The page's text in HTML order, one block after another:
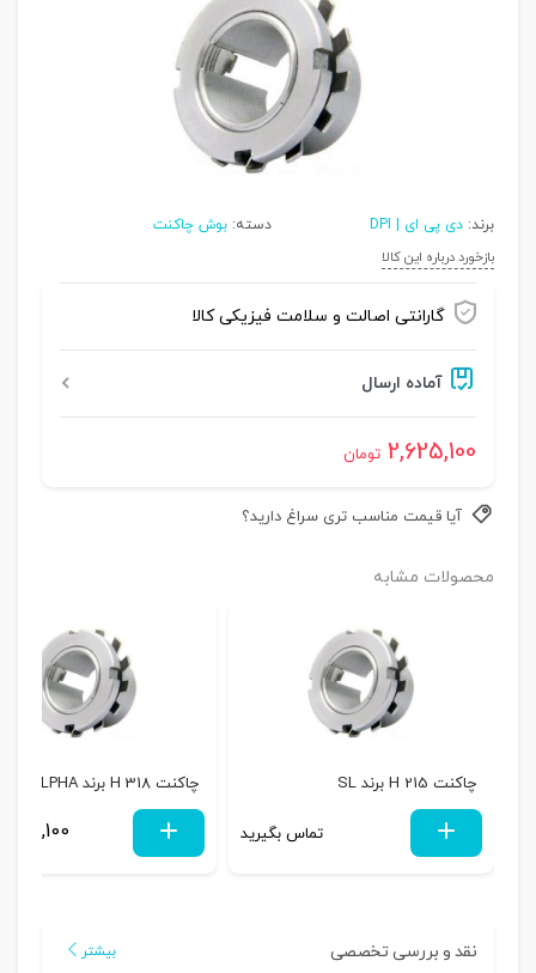
برند: دی پی ای | DPI دسته:بوش چاکنت
بازخورد درباره این کالا
گارانتی اصالت و سلامت فیزیکی کالا
آماده ارسال
2,625,100 تومان
آیا قیمت مناسب تری سراغ دارید؟
محصولات مشابه
چاکنت H 215 برند SL
تماس بگیرید
چاکنت H 318 برند ALPHA
1,425,100
نقد و بررسی تخصصی بیشتر